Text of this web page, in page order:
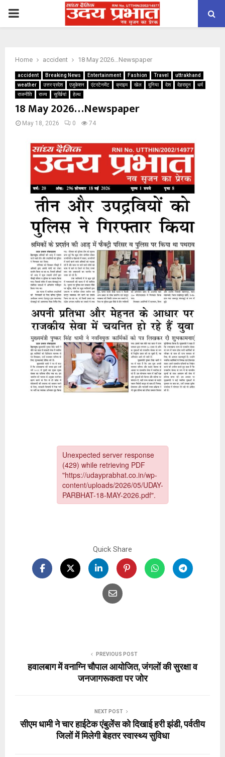
PRIMARY
Home accident 18 May 2026…Newspaper
accident Breaking News Entertainment Fashion Travel
uttrakhand
weather
उत्तर प्रदेश एजुकेशन एंटरटेनमेंट क्राइम खेल दुनिया देश देहरादून
धर्म
राजनीति
राज्य सुर्खियां हेल्थ
18 May 2026…Newspaper
May 18, 2026 0 74
Quick Share
PREVIOUS POST
हवालबाग में वनाग्नि चौपाल आयोजित, जंगलों की सुरक्षा व
जनजागरूकता पर जोर
NEXT POST
सीएम धामी ने चार हाईटेक एंबुलेंस को दिखाई हरी झंडी, पर्वतीय
जिलों में मिलेगी बेहतर स्वास्थ्य सुविधा